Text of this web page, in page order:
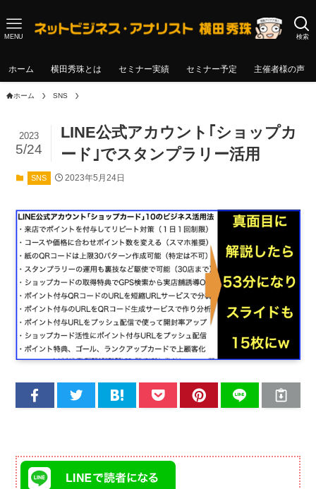
検索
MENU
ホーム 横田秀珠とは セミナー実績 セミナー予定 主催者様の声
ホーム SNS
LINE公式アカウント｢ショップカ
ード｣でスタンプラリー活用
2023
5/24
SNS 2023年5月24日